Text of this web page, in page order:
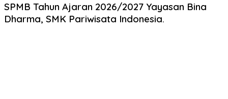
SPMB Tahun Ajaran 2026/2027 Yayasan Bina
Dharma, SMK Pariwisata Indonesia.